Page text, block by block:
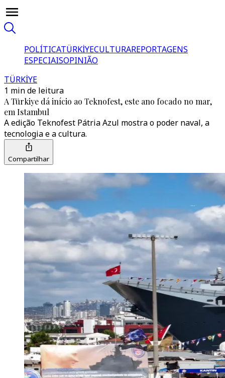
POLÍTICATÜRKİYECULTURAREPORTAGENS
ESPECIAISOPINIÃO
TÜRKİYE
1 min de leitura
A Türkiye dá início ao Teknofest, este ano focado no mar,
em Istambul
A edição Teknofest Pátria Azul mostra o poder naval, a
tecnologia e a cultura.
Compartilhar